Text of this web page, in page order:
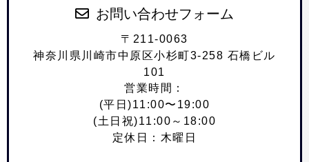
お問い合わせフォーム
〒211-0063
神奈川県川崎市中原区小杉町3-258 石橋ビル
101
営業時間：
(平日)11:00〜19:00
(土日祝)11:00～18:00
定休日：木曜日